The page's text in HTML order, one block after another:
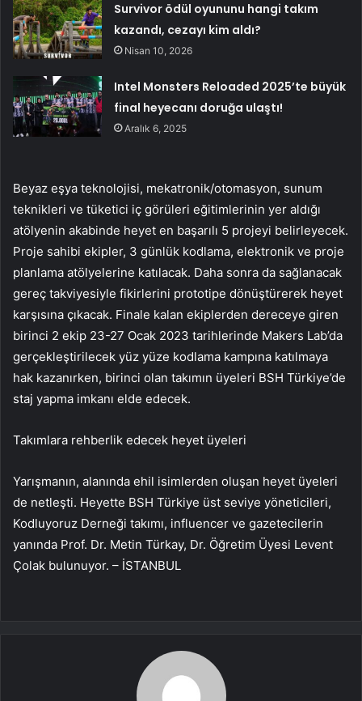
Survivor ödül oyununu hangi takım
kazandı, cezayı kim aldı?
Nisan 10, 2026
Intel Monsters Reloaded 2025’te büyük
final heyecanı doruğa ulaştı!
Aralık 6, 2025
Beyaz eşya teknolojisi, mekatronik/otomasyon, sunum
teknikleri ve tüketici iç görüleri eğitimlerinin yer aldığı
atölyenin akabinde heyet en başarılı 5 projeyi belirleyecek.
Proje sahibi ekipler, 3 günlük kodlama, elektronik ve proje
planlama atölyelerine katılacak. Daha sonra da sağlanacak
gereç takviyesiyle fikirlerini prototipe dönüştürerek heyet
karşısına çıkacak. Finale kalan ekiplerden dereceye giren
birinci 2 ekip 23-27 Ocak 2023 tarihlerinde Makers Lab’da
gerçekleştirilecek yüz yüze kodlama kampına katılmaya
hak kazanırken, birinci olan takımın üyeleri BSH Türkiye’de
staj yapma imkanı elde edecek.
Takımlara rehberlik edecek heyet üyeleri
Yarışmanın, alanında ehil isimlerden oluşan heyet üyeleri
de netleşti. Heyette BSH Türkiye üst seviye yöneticileri,
Kodluyoruz Derneği takımı, influencer ve gazetecilerin
yanında Prof. Dr. Metin Türkay, Dr. Öğretim Üyesi Levent
Çolak bulunuyor. – İSTANBUL